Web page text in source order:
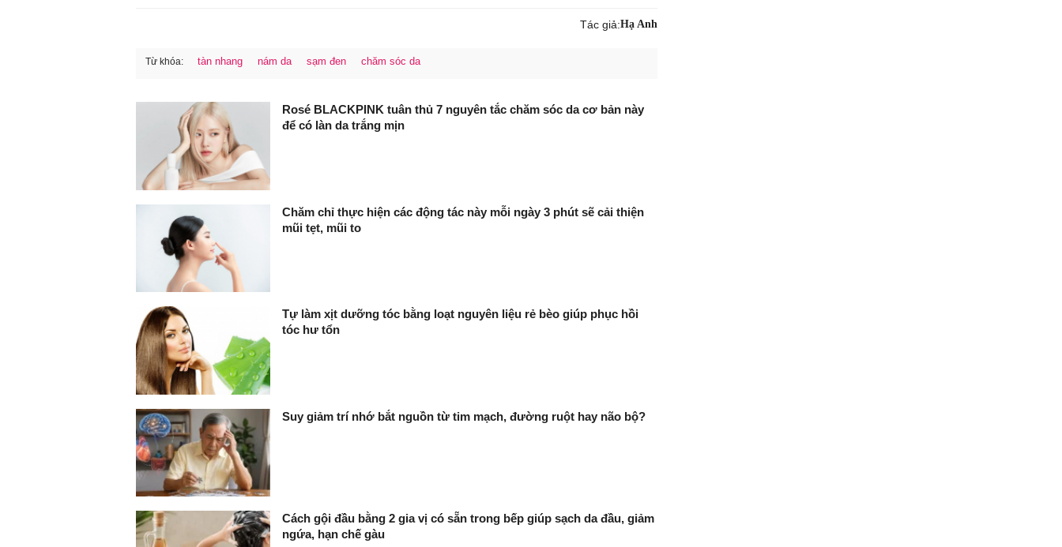
Tác giả:Hạ Anh
Từ khóa: tàn nhang nám da sạm đen chăm sóc da
Rosé BLACKPINK tuân thủ 7 nguyên tắc chăm sóc da cơ bản này
để có làn da trắng mịn
Chăm chỉ thực hiện các động tác này mỗi ngày 3 phút sẽ cải thiện
mũi tẹt, mũi to
Tự làm xịt dưỡng tóc bằng loạt nguyên liệu rẻ bèo giúp phục hồi
tóc hư tổn
Suy giảm trí nhớ bắt nguồn từ tim mạch, đường ruột hay não bộ?
Cách gội đầu bằng 2 gia vị có sẵn trong bếp giúp sạch da đầu, giảm
ngứa, hạn chế gàu